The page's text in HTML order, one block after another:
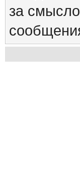
за